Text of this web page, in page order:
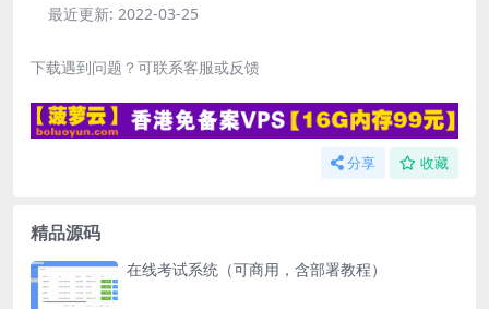
最近更新: 2022-03-25
下载遇到问题？可联系客服或反馈
分享 收藏
精品源码
在线考试系统（可商用，含部署教程）